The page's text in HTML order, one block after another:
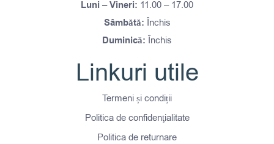
Luni – Vineri: 11.00 – 17.00
Sâmbătă: Închis
Duminică: Închis
Linkuri utile
Termeni și condiții
Politica de confidenţialitate
Politica de returnare